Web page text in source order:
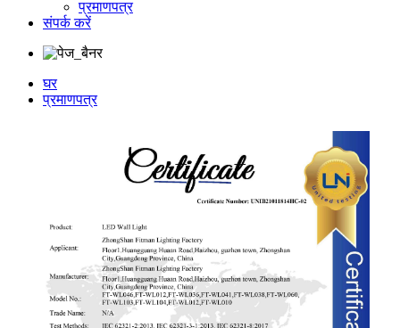
प्रमाणपत्र
संपर्क करें
घर
प्रमाणपत्र